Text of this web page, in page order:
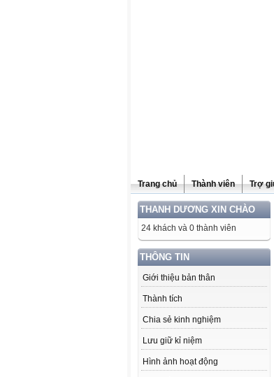
Trang chủ Thành viên Trợ
THANH DƯƠNG XIN CHÀO
24 khách và 0 thành viên
THÔNG TIN
Giới thiệu bản thân
Thành tích
Chia sẻ kinh nghiệm
Lưu giữ kỉ niệm
Hình ảnh hoạt động